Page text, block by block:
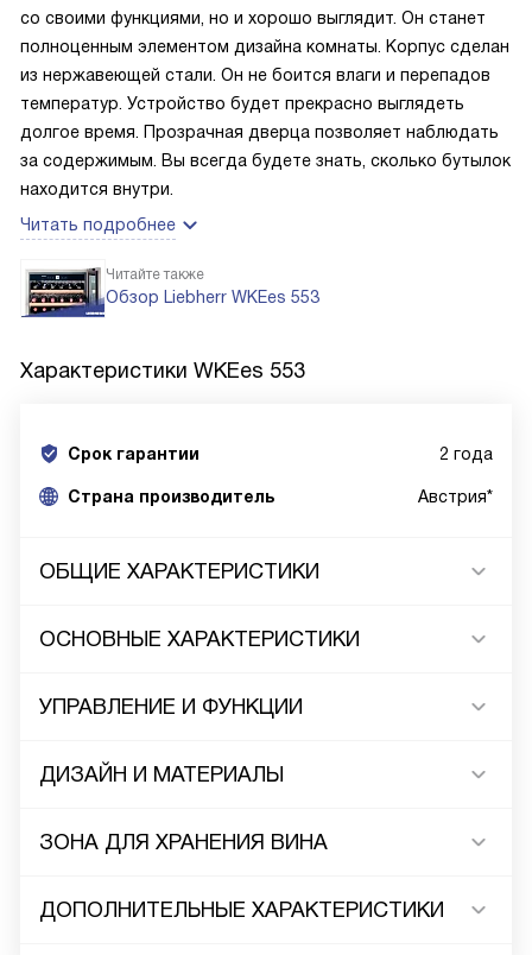
со своими функциями, но и хорошо выглядит. Он станет
полноценным элементом дизайна комнаты. Корпус сделан
из нержавеющей стали. Он не боится влаги и перепадов
температур. Устройство будет прекрасно выглядеть
долгое время. Прозрачная дверца позволяет наблюдать
за содержимым. Вы всегда будете знать, сколько бутылок
находится внутри.
Читать подробнее
Читайте также
Обзор Liebherr WKEes 553
Характеристики WKEes 553
Срок гарантии 2 года
Cтрана производитель Австрия*
ОБЩИЕ ХАРАКТЕРИСТИКИ
ОСНОВНЫЕ ХАРАКТЕРИСТИКИ
УПРАВЛЕНИЕ И ФУНКЦИИ
ДИЗАЙН И МАТЕРИАЛЫ
ЗОНА ДЛЯ ХРАНЕНИЯ ВИНА
ДОПОЛНИТЕЛЬНЫЕ ХАРАКТЕРИСТИКИ